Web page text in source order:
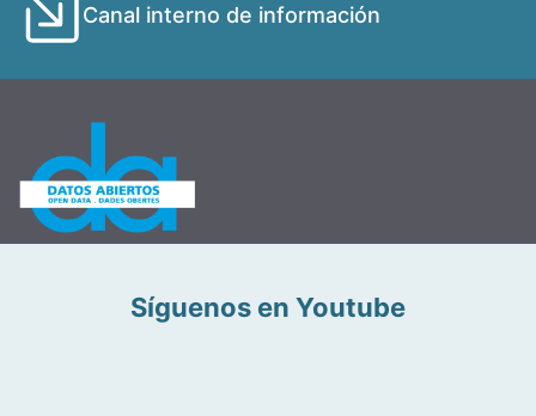
Canal interno de información
Síguenos en Youtube